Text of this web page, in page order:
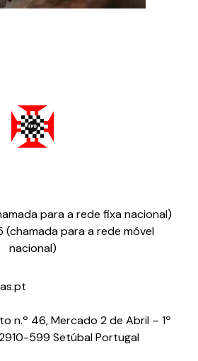
para a rede fixa nacional)
(chamada para a rede móvel
nacional)
n.º 46, Mercado 2 de Abril – 1º
2910-599 Setúbal Portugal